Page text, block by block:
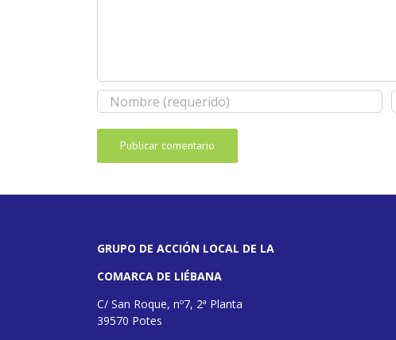
GRUPO DE ACCIÓN LOCAL DE LA
COMARCA DE LIÉBANA
C/ San Roque, nº7, 2ª Planta
39570 Potes